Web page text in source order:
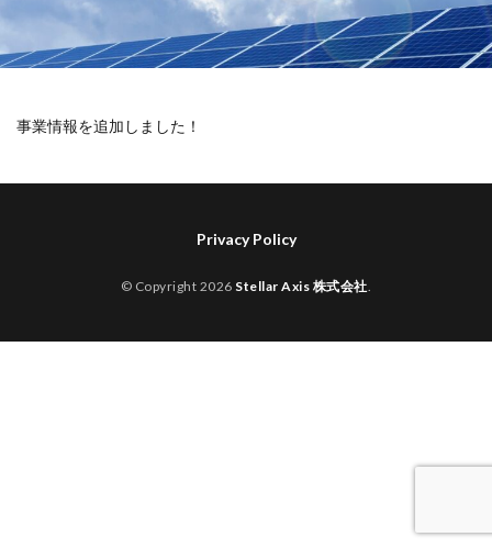
事業情報を追加しました！
Privacy Policy
© Copyright 2026 Stellar Axis 株式会社.